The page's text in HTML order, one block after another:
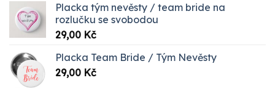
byla:
1497,00 Kč.
je:
399,00 Kč.
Placka tým nevěsty / team bride na
rozlučku se svobodou
29,00 Kč
Placka Team Bride / Tým Nevěsty
29,00 Kč